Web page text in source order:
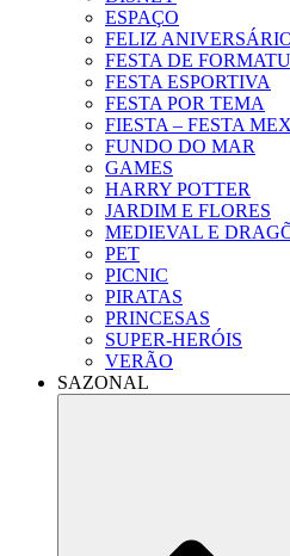
ESPAÇO
FELIZ
FESTA DE
FESTA ESPORTIVA
FESTA POR TEMA
FIESTA – FESTA
FUNDO DO MAR
GAMES
HARRY POTTER
JARDIM E FLORES
MEDIEVAL E
PET
PICNIC
PIRATAS
PRINCESAS
SUPER-HERÓIS
VERÃO
SAZONAL